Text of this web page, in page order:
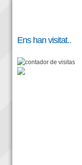
Ens han visitat..